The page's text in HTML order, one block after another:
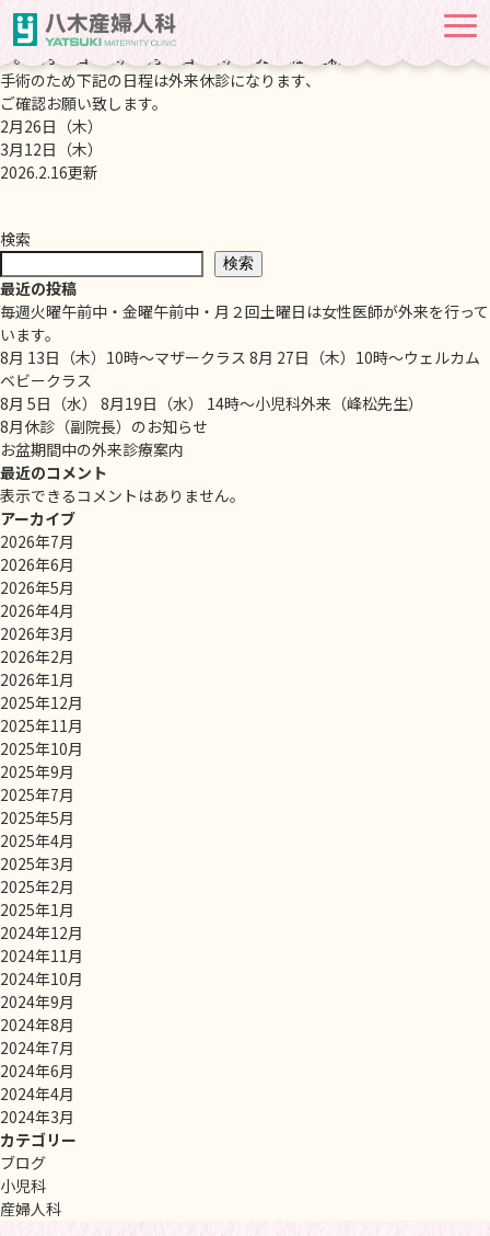
休診のお知らせ2026-02-16
手術のため下記の日程は外来休診になります、 ご確認お願い致しま
す。 2月26日（木） 3月12日（木） 2026.2.16更新
手術のため下記の日程は外来休診になります、
ご確認お願い致します。
2月26日（木）
3月12日（木）
2026.2.16更新
検索
検索
最近の投稿
毎週火曜午前中・金曜午前中・月２回土曜日は女性医師が外来を行って
います。
8月 13日（木）10時～マザークラス 8月 27日（木）10時～ウェルカム
ベビークラス
8月 5日（水） 8月19日（水） 14時～小児科外来（峰松先生）
8月休診（副院長）のお知らせ
お盆期間中の外来診療案内
最近のコメント
表示できるコメントはありません。
アーカイブ
2026年7月
2026年6月
2026年5月
2026年4月
2026年3月
2026年2月
2026年1月
2025年12月
2025年11月
2025年10月
2025年9月
2025年7月
2025年5月
2025年4月
2025年3月
2025年2月
2025年1月
2024年12月
2024年11月
2024年10月
2024年9月
2024年8月
2024年7月
2024年6月
2024年4月
2024年3月
カテゴリー
ブログ
小児科
産婦人科